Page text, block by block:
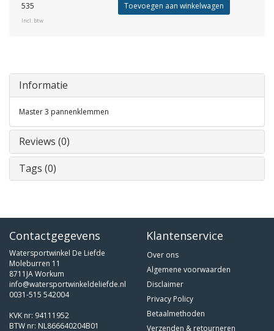
535
Incl. btw
Toevoegen aan winkelwagen
Informatie
Master 3 pannenklemmen
Reviews (0)
Tags (0)
Contactgegevens
Watersportwinkel De Liefde
Moleburren 11
8711JA Workum
info@watersportwinkeldeliefde.nl
0031-515 542004
KVK nr: 94111952
BTW nr: NL866640204B01
Klantenservice
Over ons
Algemene voorwaarden
Disclaimer
Privacy Policy
Betaalmethoden
Verzenden & retourneren